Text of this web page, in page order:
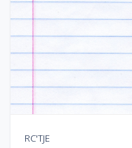
RC'TJE